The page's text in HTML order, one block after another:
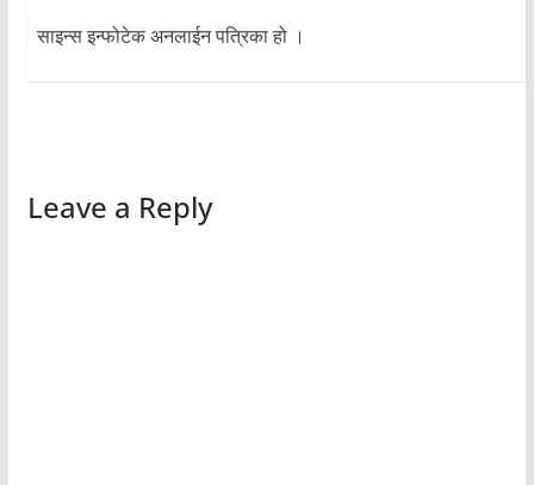
साइन्स इन्फोटेक अनलाईन पत्रिका हो ।
Leave a Reply